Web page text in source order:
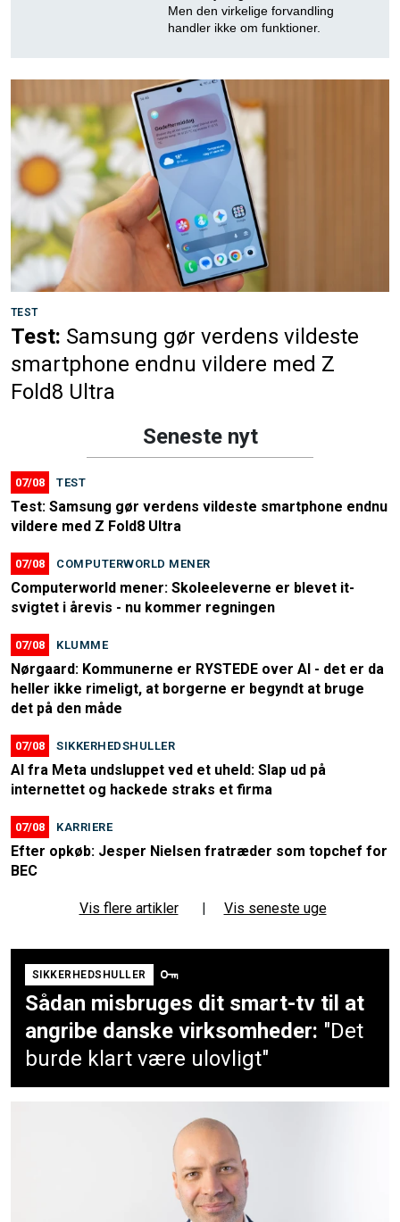
Men den virkelige forvandling
handler ikke om funktioner.
TEST
Test: Samsung gør verdens vildeste
smartphone endnu vildere med Z
Fold8 Ultra
Seneste nyt
07/08 TEST
Test: Samsung gør verdens vildeste smartphone endnu
vildere med Z Fold8 Ultra
07/08 COMPUTERWORLD MENER
Computerworld mener: Skoleeleverne er blevet it-
svigtet i årevis - nu kommer regningen
07/08 KLUMME
Nørgaard: Kommunerne er RYSTEDE over AI - det er da
heller ikke rimeligt, at borgerne er begyndt at bruge
det på den måde
07/08 SIKKERHEDSHULLER
AI fra Meta undsluppet ved et uheld: Slap ud på
internettet og hackede straks et firma
07/08 KARRIERE
Efter opkøb: Jesper Nielsen fratræder som topchef for
BEC
Vis flere artikler | Vis seneste uge
SIKKERHEDSHULLER
Sådan misbruges dit smart-tv til at
angribe danske virksomheder: "Det
burde klart være ulovligt"